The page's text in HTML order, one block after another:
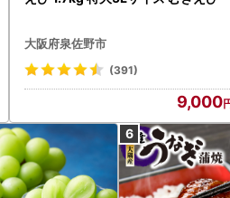
大阪府泉佐野市
(391)
9,000